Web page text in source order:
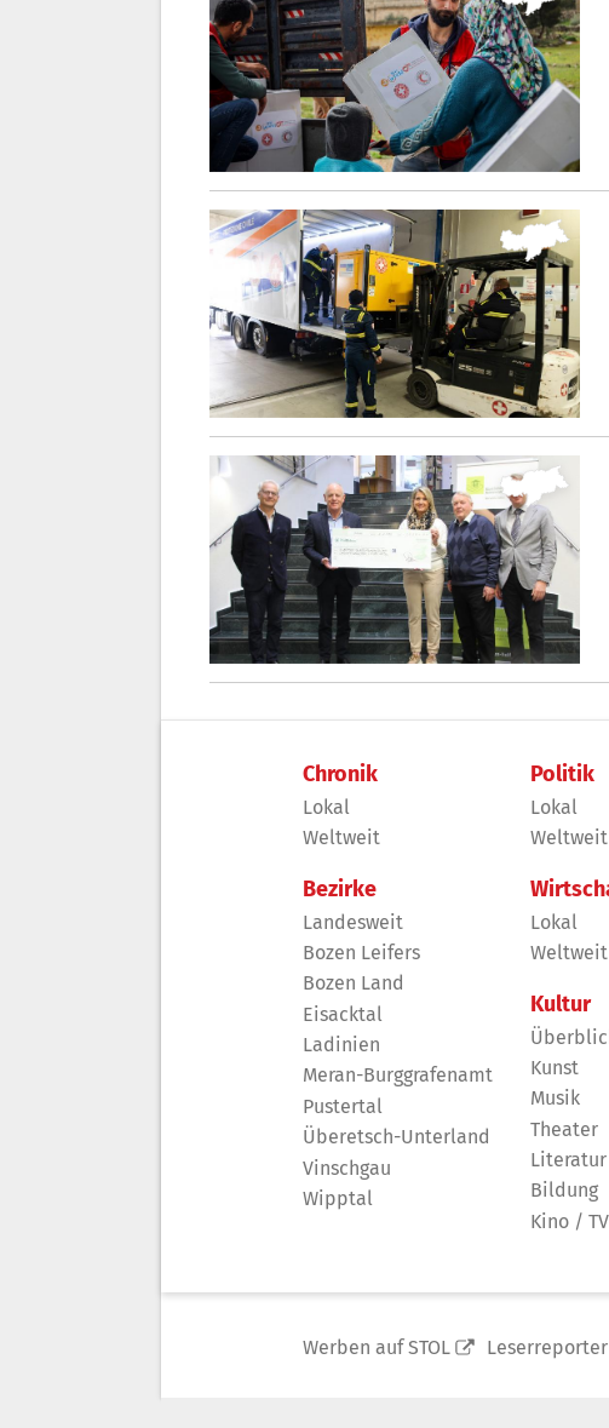
Chronik
Lokal
Weltweit
Bezirke
Landesweit
Bozen Leifers
Bozen Land
Eisacktal
Ladinien
Meran-Burggrafenamt
Pustertal
Überetsch-Unterland
Vinschgau
Wipptal
Politik
Lokal
Weltweit
Lokal
Weltweit
Kultur
Kunst
Musik
Theater
Literatur
Bildung
Kino / TV
Werben auf STOL